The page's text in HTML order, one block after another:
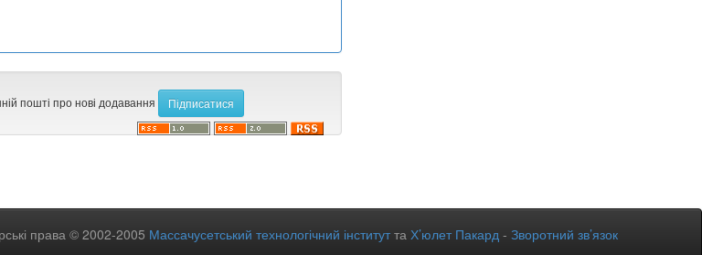
пошті про нові додавання
права © 2002-2005 Массачусетський технологічний інститутта Х’юлет Пакард - Зворотний зв’язок